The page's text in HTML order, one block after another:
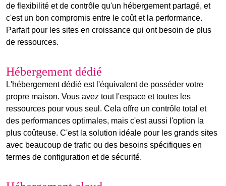
de flexibilité et de contrôle qu'un hébergement partagé, et
c'est un bon compromis entre le coût et la performance.
Parfait pour les sites en croissance qui ont besoin de plus
de ressources.
Hébergement dédié
L'hébergement dédié est l'équivalent de posséder votre
propre maison. Vous avez tout l'espace et toutes les
ressources pour vous seul. Cela offre un contrôle total et
des performances optimales, mais c'est aussi l'option la
plus coûteuse. C'est la solution idéale pour les grands sites
avec beaucoup de trafic ou des besoins spécifiques en
termes de configuration et de sécurité.